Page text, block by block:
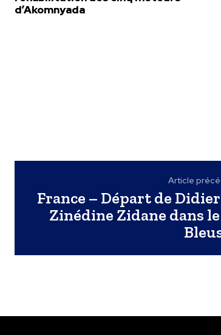
d’Akomnyada
Article
France – Départ de
Zinédine Zidane dans